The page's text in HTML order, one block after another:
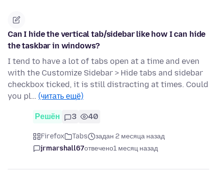
Can I hide the vertical tab/sidebar like how I can hide
the taskbar in windows?
I tend to have a lot of tabs open at a time and even
with the Customize Sidebar > Hide tabs and sidebar
checkbox ticked, it is still distracting at times. Could
you pl… (читать ещё)
Решён 3 40
Firefox Tabs
задан 2 месяца назад
jrmarshall67отвечено1 месяц назад